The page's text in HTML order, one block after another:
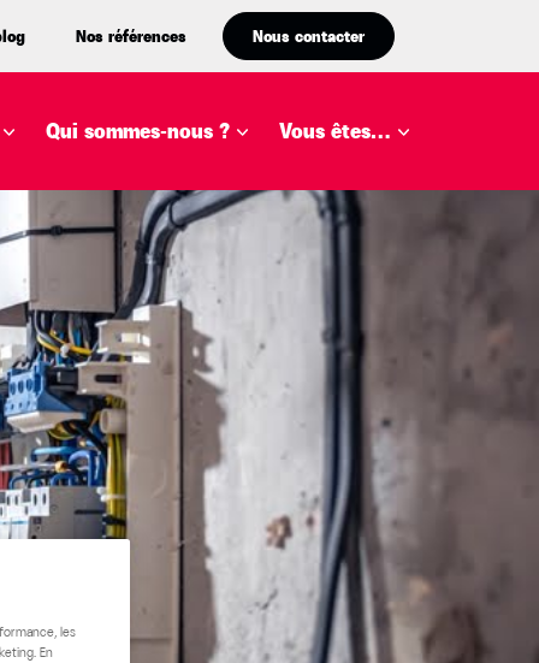
Nos références Nous contacter
Qui sommes-nous ? Vous êtes…
les
En